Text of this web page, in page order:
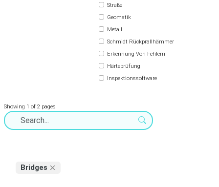
Straße
Geomatik
Metall
Schmidt Rückprallhämmer
Erkennung Von Fehlern
Härteprüfung
Inspektionssoftware
Showing 1 of 2 pages
Bridges